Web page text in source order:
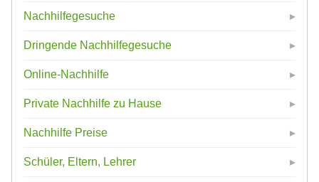
Nachhilfegesuche
Dringende Nachhilfegesuche
Online-Nachhilfe
Private Nachhilfe zu Hause
Nachhilfe Preise
Schüler, Eltern, Lehrer